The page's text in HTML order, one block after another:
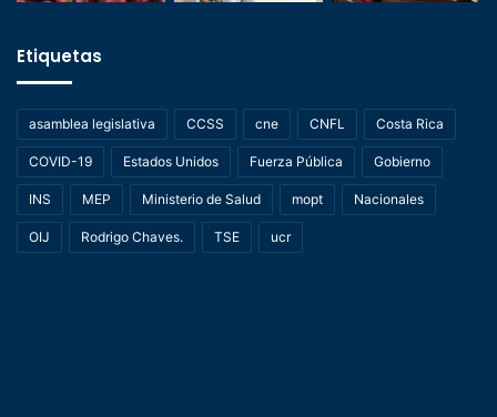
Etiquetas
asamblea legislativa CCSS cne CNFL Costa Rica
COVID-19 Estados Unidos Fuerza Pública Gobierno
INS MEP Ministerio de Salud mopt Nacionales
OIJ Rodrigo Chaves. TSE ucr